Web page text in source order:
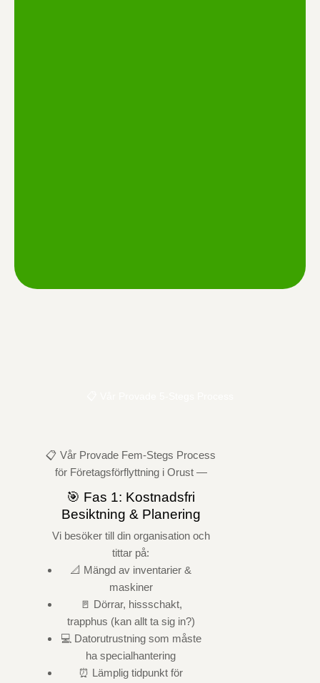
📋 Vår Provade Fem-Stegs Process
för Företagsförflyttning i Orust —
🎯 Fas 1: Kostnadsfri
Besiktning & Planering
Vi besöker till din organisation och
tittar på:
📐 Mängd av inventarier &
maskiner
🚪 Dörrar, hissschakt,
trapphus (kan allt ta sig in?)
💻 Datorutrustning som måste
ha specialhantering
⏰ Lämplig tidpunkt för